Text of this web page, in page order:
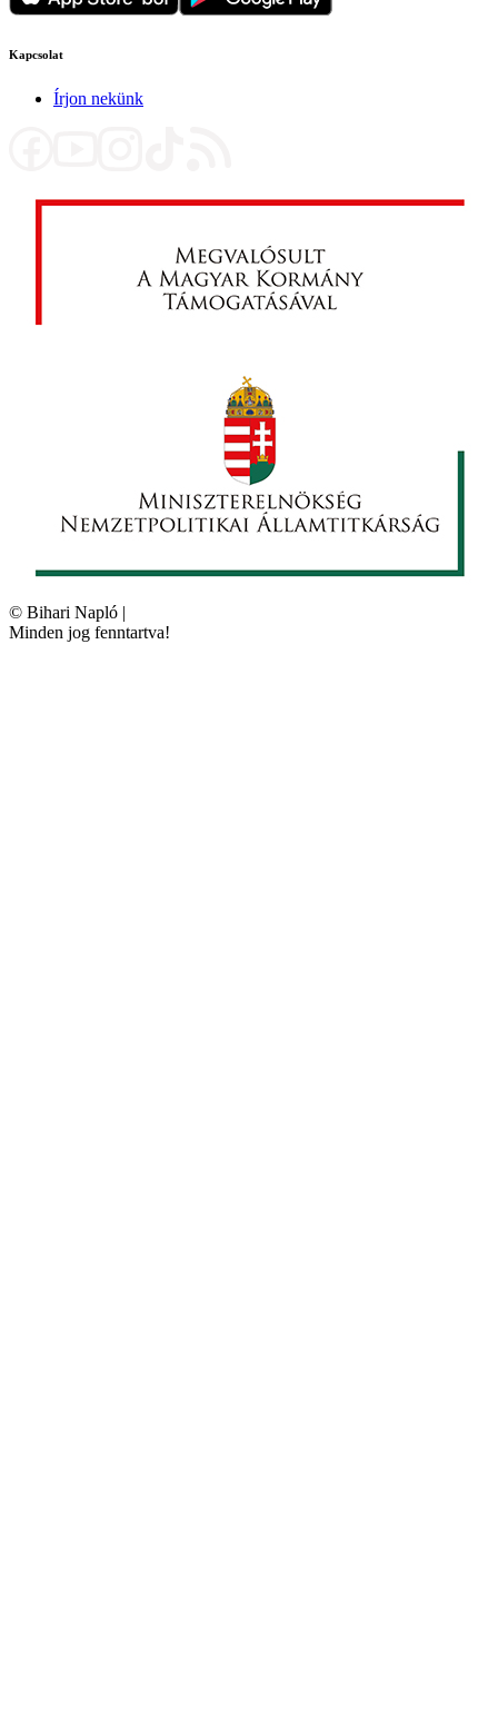
Kapcsolat
Írjon nekünk
© Bihari Napló |
Minden jog fenntartva!